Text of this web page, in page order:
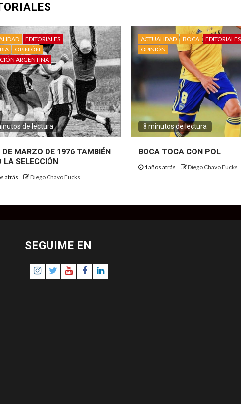
EDITORIALES
OPINIÓN
ARGENTINA
de lectura
DE MARZO DE 1976 TAMBIÉN
LA SELECCIÓN
atrás Diego Chavo Fucks
ACTUALIDAD BOCA
EDITORIALES
OPINIÓN
8 minutos de lectura
BOCA TOCA CON POL
4 años atrás Diego Chavo Fucks
SEGUIME EN
Instagram
TwitterYoutubeFacebookLinkedIn